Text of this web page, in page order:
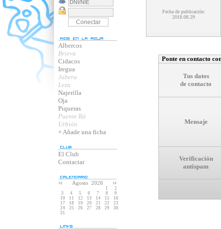
Albercos
Brieva
Cidacos
Iregua
Jubera
Leza
Najerilla
Oja
Piqueras
Puente Rá
Urbión
+ Añade una ficha
El Club
Contactar
Agosto 2026
1
2
3
4 5 6 7 8
9
10
11 12 13 14 15
16
17
18 19 20 21 22
23
24
25 26 27 28 29
30
31
Fecha de publicación:
2018.08.29
Ponte en contacto
Tus datos
de contacto
Mensaje
Verificación
antispam